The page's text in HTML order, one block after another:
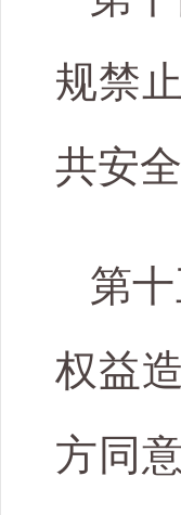
规禁
共安
第
权益
方同